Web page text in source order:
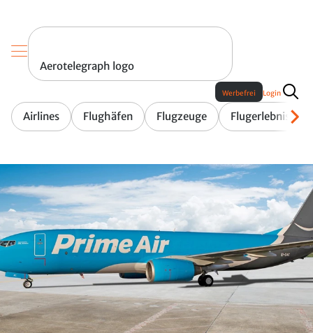
Aerotelegraph logo
Airlines Flughäfen Flugzeuge Flugerlebnis
Werbefrei Login